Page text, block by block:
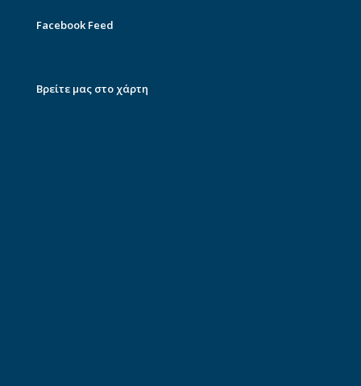
Facebook Feed
Βρείτε μας στο χάρτη